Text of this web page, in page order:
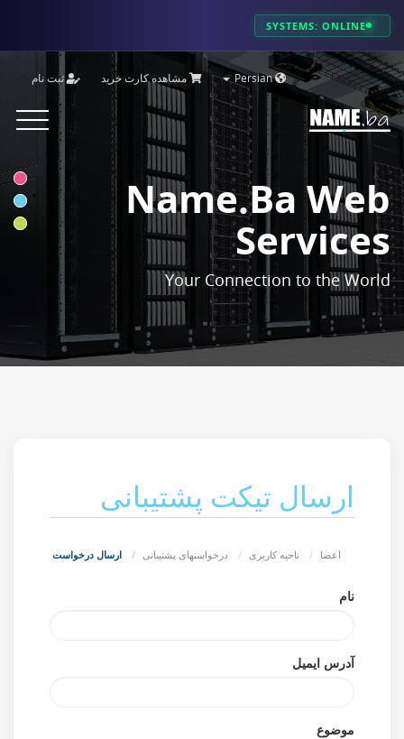
SYSTEMS: ONLINE
Persian مشاهده کارت خرید ثبت نام
Toggle
Name.ba Web
Services
Your Connection to the World
ارسال تیکت پشتیبانی
اعضا ناحیه کاربری درخواستهای پشتیبانی ارسال درخواست
نام
آدرس ایمیل
موضوع